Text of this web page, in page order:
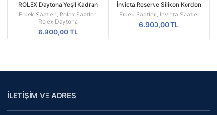
ROLEX Daytona Yeşil Kadran
Silikon Kordon
Erkek Saatleri Rolex Saatler
Rolex Daytona
6.800,00TL
İnvicta Reserve Silikon Kordon
Replika Erkek Kol Saati
Erkek Saatleri Invicta Saatler
6.900,00TL
İLETİŞİM VE ADRES